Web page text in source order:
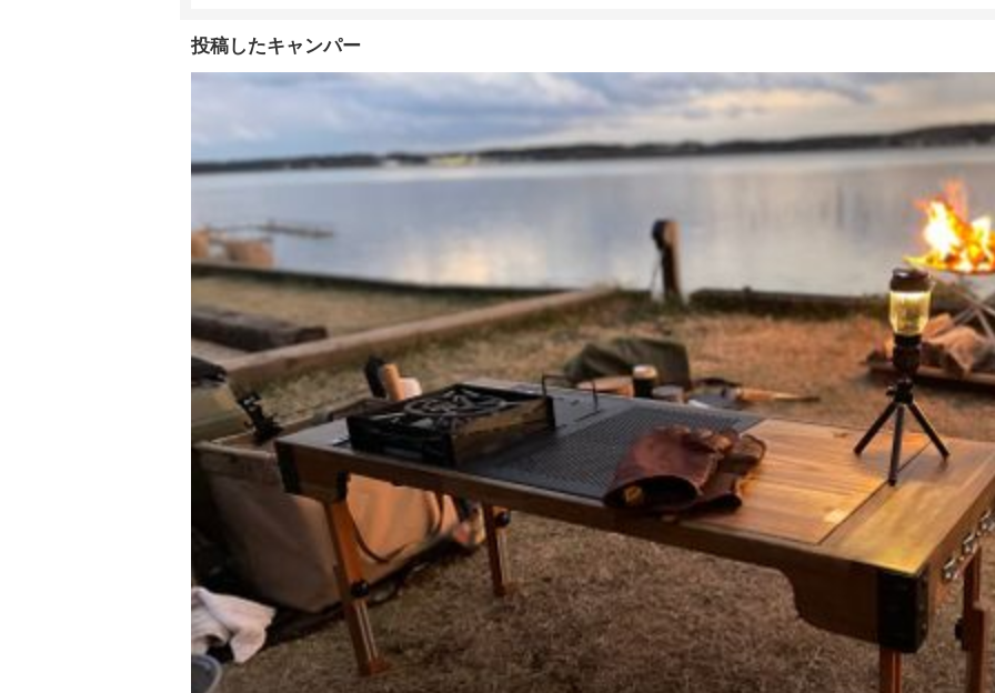
投稿したキャンパー